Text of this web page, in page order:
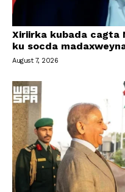
Xiriirka kubada cagta
ku socda
August 7, 2026